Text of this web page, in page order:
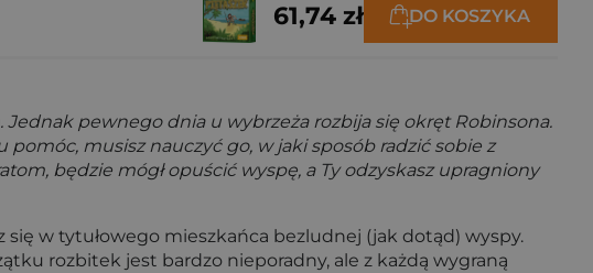
61,74 zł DO KOSZYKA
pewnego dnia u wybrzeża rozbija się okręt Robinsona.
musisz nauczyć go, w jaki sposób radzić sobie z
będzie mógł opuścić wyspę, a Ty odzyskasz upragniony
w tytułowego mieszkańca bezludnej (jak dotąd) wyspy.
rozbitek jest bardzo nieporadny, ale z każdą wygraną